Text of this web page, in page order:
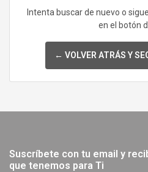
Intenta buscar de nuevo o
en el botón
← VOLVER ATRÁS Y
Suscríbete con tu email y
que tenemos para Ti